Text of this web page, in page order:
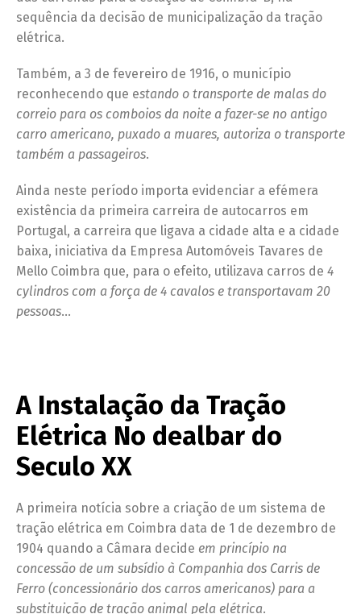
sequência da decisão de municipalização da tração
elétrica.
Também, a 3 de fevereiro de 1916, o município
reconhecendo que estando o transporte de malas do
correio para os comboios da noite a fazer-se no antigo
carro americano, puxado a muares, autoriza o transporte
também a passageiros.
Ainda neste período importa evidenciar a efémera
existência da primeira carreira de autocarros em
Portugal, a carreira que ligava a cidade alta e a cidade
baixa, iniciativa da Empresa Automóveis Tavares de
Mello Coimbra que, para o efeito, utilizava carros de 4
cylindros com a força de 4 cavalos e transportavam 20
pessoas…
A Instalação da Tração
Elétrica No dealbar do
Seculo XX
A primeira notícia sobre a criação de um sistema de
tração elétrica em Coimbra data de 1 de dezembro de
1904 quando a Câmara decide em princípio na
concessão de um subsídio à Companhia dos Carris de
Ferro (concessionário dos carros americanos) para a
substituição de tração animal pela elétrica.